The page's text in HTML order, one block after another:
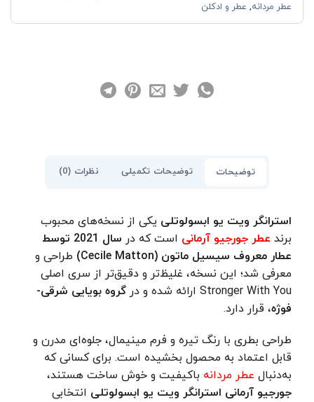
عطر مردانه, عطر و ادکلن
توضیحات توضیحات تکمیلی نظرات (0)
استرانگر ویت یو ابسولوتلی یکی از نسخه‌های محبوب
برند عطر جورجیو آرمانی است که در سال
2021 توسط
عطار معروف سیسیل ماتون (Cecile Matton) طراحی و
معرفی شد؛ این نسخه، غلیظ‌تر و دقیق‌تر از سری اصلی
Stronger With You ارائه شده و در
گروه بویایی شرقی-
فوژه، قرار دارد.
طراحی بطری با رنگ تیره و فرم مینیمال، جلوه‌ای مدرن و
قابل اعتماد به محصول بخشیده است. برای کسانی که
به‌دنبال عطر مردانه باکیفیت و خوش ساخت هستند،
جورجیو آرمانی استرانگر ویت یو ابسولوتلی انتخابی